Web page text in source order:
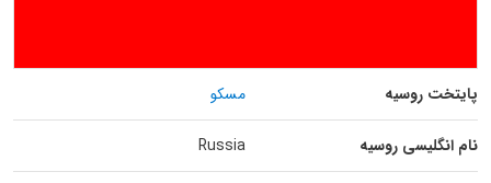
پایتخت روسیه مسکو
نام انگلیسی روسیه Russia